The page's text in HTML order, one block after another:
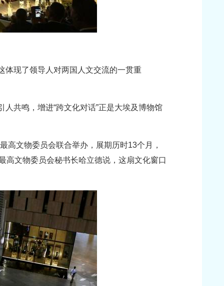
体现了领导人对两国人文交流的一贯重
共鸣，增进“跨文化对话”正是大埃及博物馆
高文物委员会联合举办，展期历时13个月，
高文物委员会秘书长哈立德说，这扇文化窗口